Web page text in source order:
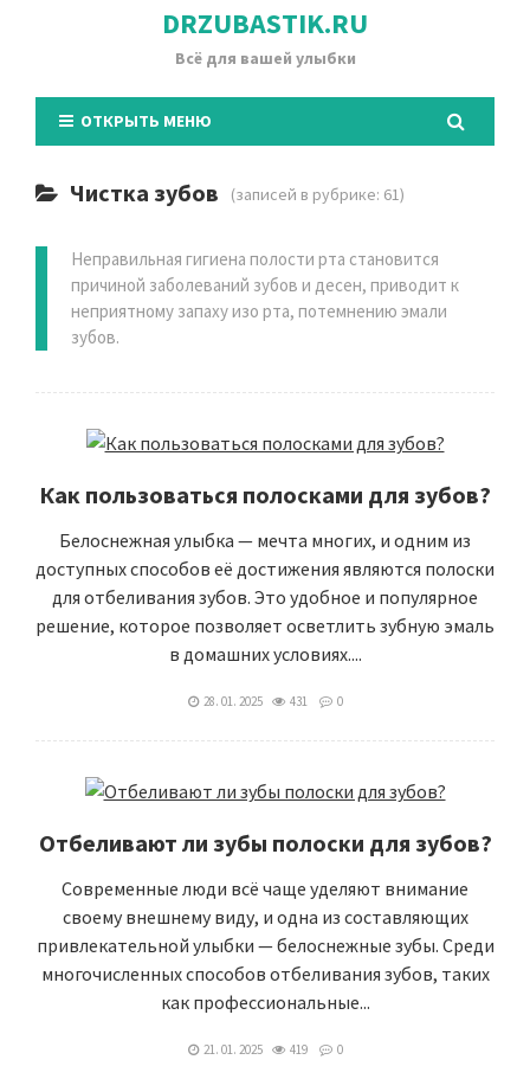
DRZUBASTIK.RU
Всё для вашей улыбки
ОТКРЫТЬ МЕНЮ
Чистка зубов (записей в рубрике: 61)
Неправильная гигиена полости рта становится
причиной заболеваний зубов и десен, приводит к
неприятному запаху изо рта, потемнению эмали
зубов.
Как пользоваться полосками для зубов?
Белоснежная улыбка — мечта многих, и одним из
доступных способов её достижения являются полоски
для отбеливания зубов. Это удобное и популярное
решение, которое позволяет осветлить зубную эмаль
в домашних условиях....
28. 01. 2025 431 0
Отбеливают ли зубы полоски для зубов?
Современные люди всё чаще уделяют внимание
своему внешнему виду, и одна из составляющих
привлекательной улыбки — белоснежные зубы. Среди
многочисленных способов отбеливания зубов, таких
как профессиональные...
21. 01. 2025 419 0